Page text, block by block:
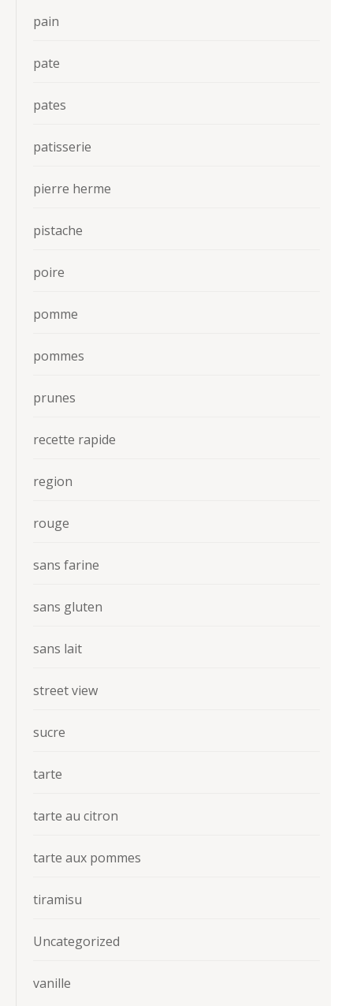
pain
pate
pates
patisserie
pierre herme
pistache
poire
pomme
pommes
prunes
recette rapide
region
rouge
sans farine
sans gluten
sans lait
street view
sucre
tarte
tarte au citron
tarte aux pommes
tiramisu
Uncategorized
vanille